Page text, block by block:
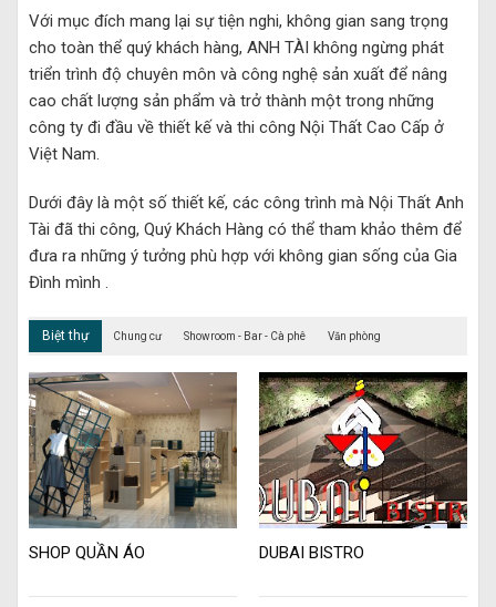
Với mục đích mang lại sự tiện nghi, không gian sang trọng
cho toàn thể quý khách hàng, ANH TÀI không ngừng phát
triển trình độ chuyên môn và công nghệ sản xuất để nâng
cao chất lượng sản phẩm và trở thành một trong những
công ty đi đầu về thiết kế và thi công Nội Thất Cao Cấp ở
Việt Nam.
Dưới đây là một số thiết kế, các công trình mà Nội Thất Anh
Tài đã thi công, Quý Khách Hàng có thể tham khảo thêm để
đưa ra những ý tưởng phù hợp với không gian sống của Gia
Đình mình .
Biệt thự Chung cư Showroom - Bar - Cà phê Văn phòng
SHOP QUẦN ÁO DUBAI BISTRO